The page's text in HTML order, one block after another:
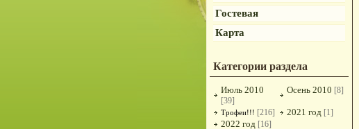
Гостевая
Карта
Категории раздела
Июль 2010
[39]
Осень 2010 [8]
Трофеи!!! [216] 2021 год [1]
2022 год [16]